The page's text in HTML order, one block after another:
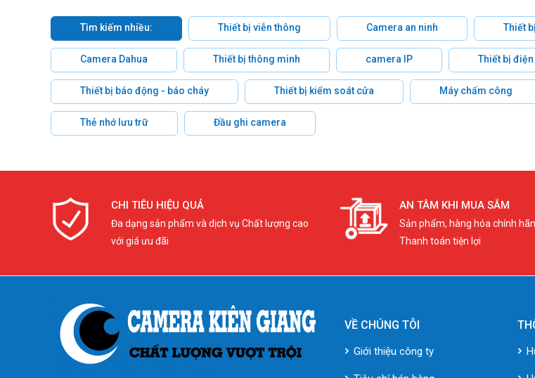
Tìm kiếm nhiều: Thiết bị viễn thông Camera an ninh Thiết
Camera Dahua Thiết bị thông minh camera IP Thiết bị
Thiết bị báo động - báo cháy Thiết bị kiểm soát cửa Máy chấm công
Thẻ nhớ lưu trữ Đầu ghi camera
CHI TIÊU HIỆU QUẢ
Đa dạng sản phẩm và dịch vụ Chất lượng cao
với giá ưu đãi
AN TÂM KHI MUA SẮM
Sản phẩm, hàng hóa chính
Thanh toán tiện lợi
VỀ CHÚNG TÔI
Giới thiệu công ty